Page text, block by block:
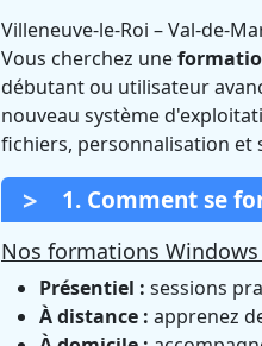
Villeneuve-le-Roi –Val-de-
Vous cherchez une
débutant ou utilisateur
nouveau système
fichiers, personnalisation et
1. Comment se
Nos formations
Présentiel : sessions
À distance : apprenez